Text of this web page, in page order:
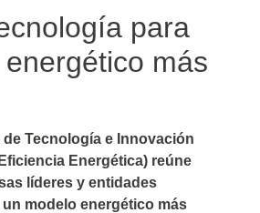
para
más
de Tecnología e Innovación
Energética) reúne
líderes y entidades
modelo energético más